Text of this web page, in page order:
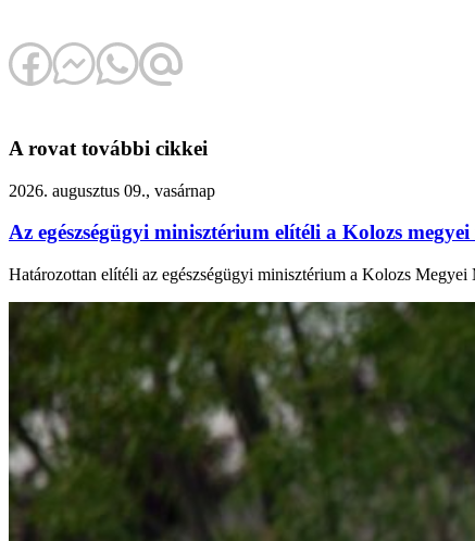
A rovat további cikkei
2026. augusztus 09., vasárnap
Az egészségügyi minisztérium elítéli a Kolozs
Határozottan elítéli az egészségügyi minisztérium a Kolozs